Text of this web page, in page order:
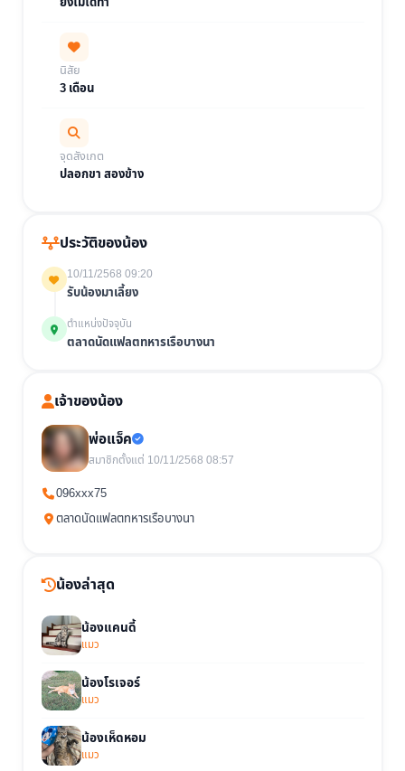
นิสัย
3 เดือน
จุดสังเกต
ปลอกขา สองข้าง
ประวัติของน้อง
10/11/2568 09:20
รับน้องมาเลี้ยง
ตำแหน่งปัจจุบัน
ตลาดนัดแฟลตทหารเรือบางนา
เจ้าของน้อง
พ่อแจ็ค
สมาชิกตั้งแต่ 10/11/2568 08:57
096xxx75
ตลาดนัดแฟลตทหารเรือบางนา
น้องล่าสุด
น้องแคนดี้
แมว
น้องโรเจอร์
แมว
น้องเห็ดหอม
แมว